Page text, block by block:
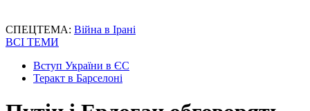
СПЕЦТЕМА: Війна в Ірані
ВСІ ТЕМИ
Вступ України в ЄС
Теракт в Барселоні